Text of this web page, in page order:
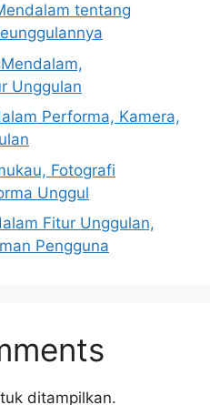
tentang
Unggulan
Performa, Kamera,
Fotografi
Unggul
Fitur Unggulan,
Pengguna
ditampilkan.